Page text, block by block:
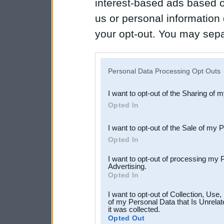
interest-based ads based
us or personal
your opt-out. You may
Downstream Participants
third parties.
Personal Data Processing Opt Outs
I want to opt-out of the Sharing of
Opted In
I want to opt-out of the Sale of my
Opted In
I want to opt-out of processing my
Advertising.
Opted In
I want to opt-out of Collection,
of my Personal Data that Is
it was collected.
Opted Out